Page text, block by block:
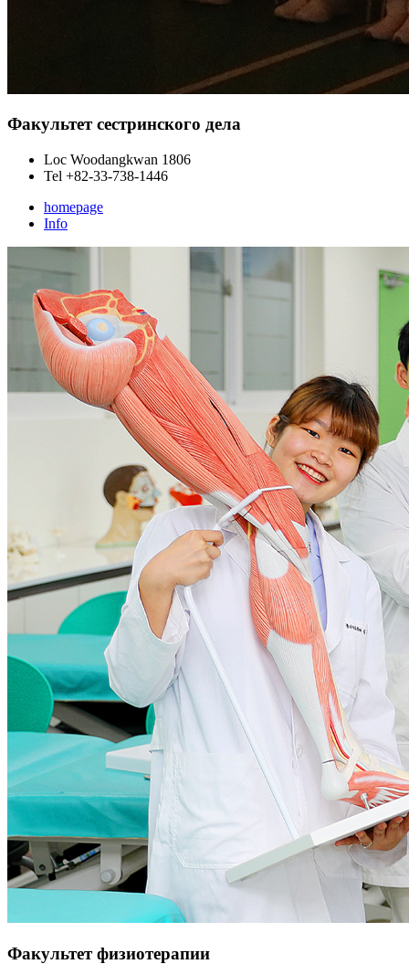
Факультет сестринского дела
Loc Woodangkwan 1806
Tel +82-33-738-1446
homepage
Info
Факультет физиотерапии